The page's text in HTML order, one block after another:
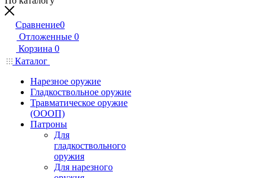
Сравнение0
Отложенные 0
Корзина 0
Каталог
Нарезное оружие
Гладкоствольное оружие
Травматическое оружие
(ОООП)
Патроны
Для
гладкоствольного
оружия
Для нарезного